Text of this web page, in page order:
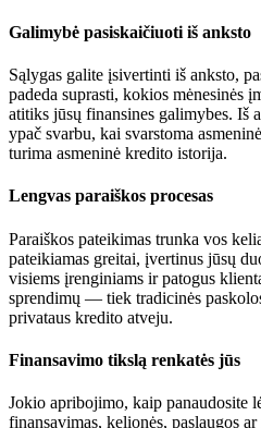
Galimybė pasiskaičiuoti iš anksto
Sąlygas galite įsivertinti iš anksto,
padeda suprasti, kokios mėnesinės
atitiks jūsų finansines galimybes. Iš
ypač svarbu, kai svarstoma
turima asmeninė kredito istorija.
Lengvas paraiškos procesas
Paraiškos pateikimas trunka vos
pateikiamas greitai, įvertinus jūsų
visiems įrenginiams ir patogus
sprendimų — tiek tradicinės
privataus kredito atveju.
Finansavimo tikslą renkatės jūs
Jokio apribojimo, kaip panaudosite
finansavimas, kelionės, paslaugos